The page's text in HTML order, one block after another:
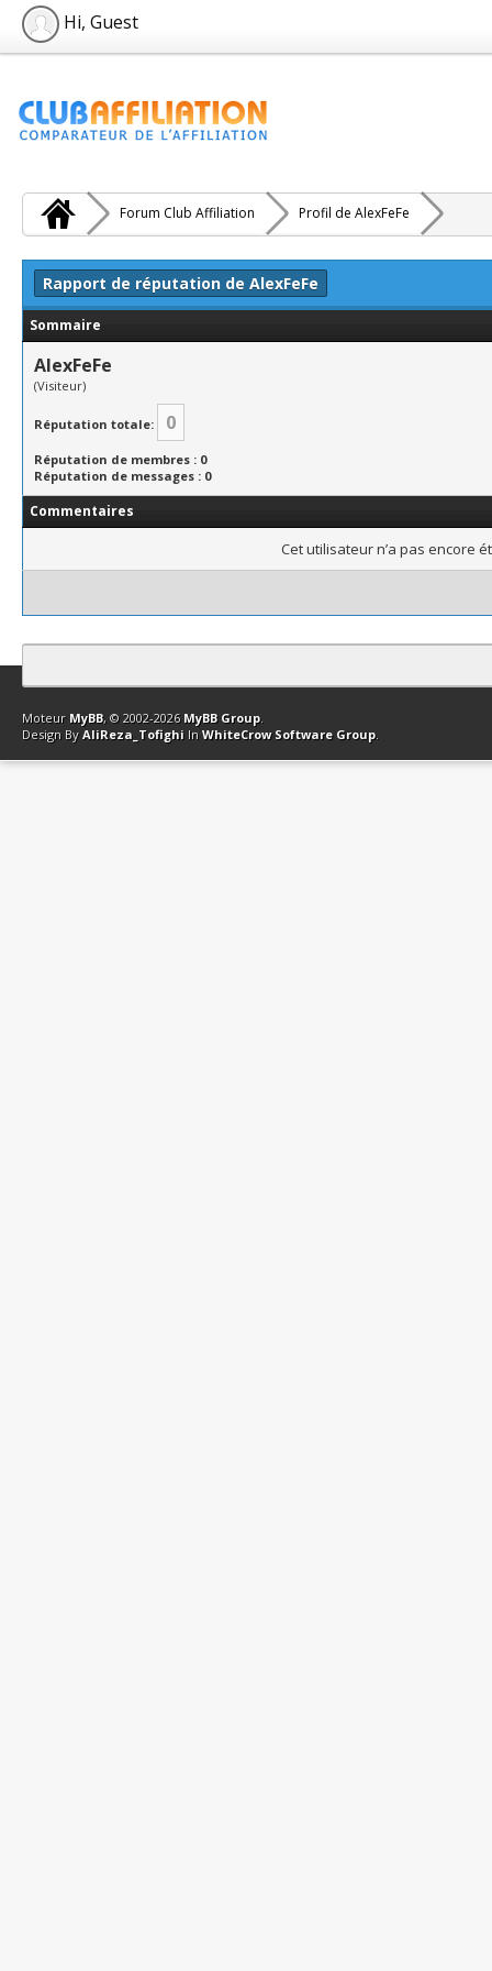
Hi, Guest
Forum Club Affiliation Profil de AlexFeFe
Rapport de réputation de AlexFeFe
Sommaire
AlexFeFe
(Visiteur)
Réputation totale: 0
Réputation de membres : 0
Réputation de messages : 0
Commentaires
Cet utilisateur n’a pas encore
Contact Club Affiliation Retourner en haut Version bas-débit
Moteur MyBB, © 2002-2026 MyBB Group.
Design By AliReza_Tofighi In WhiteCrow Software Group.